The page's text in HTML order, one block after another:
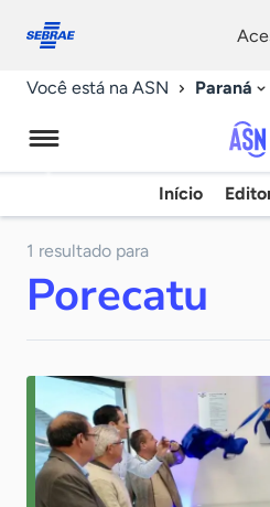
conosco
Você está na ASN Paraná
Início
1 resultado para
Porecatu